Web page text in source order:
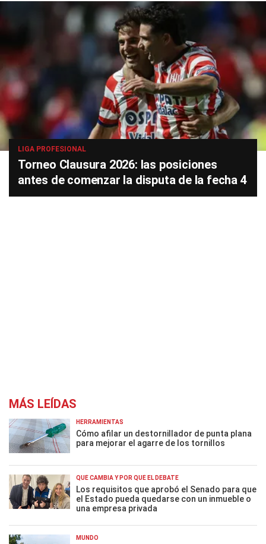
LIGA PROFESIONAL
Torneo Clausura 2026: las posiciones
antes de comenzar la disputa de la fecha 4
MÁS LEÍDAS
HERRAMIENTAS
Cómo afilar un destornillador de punta plana
para mejorar el agarre de los tornillos
QUÉ CAMBIA Y POR QUÉ EL DEBATE
Los requisitos que aprobó el Senado para que
el Estado pueda quedarse con un inmueble o
una empresa privada
MUNDO